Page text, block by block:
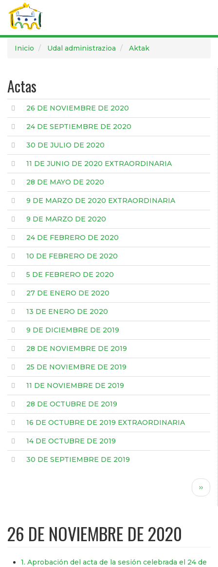
Inicio Udal administrazioa Aktak
Actas
26 DE NOVIEMBRE DE 2020
24 DE SEPTIEMBRE DE 2020
30 DE JULIO DE 2020
11 DE JUNIO DE 2020 EXTRAORDINARIA
28 DE MAYO DE 2020
9 DE MARZO DE 2020 EXTRAORDINARIA
9 DE MARZO DE 2020
24 DE FEBRERO DE 2020
10 DE FEBRERO DE 2020
5 DE FEBRERO DE 2020
27 DE ENERO DE 2020
13 DE ENERO DE 2020
9 DE DICIEMBRE DE 2019
28 DE NOVIEMBRE DE 2019
25 DE NOVIEMBRE DE 2019
11 DE NOVIEMBRE DE 2019
28 DE OCTUBRE DE 2019
16 DE OCTUBRE DE 2019 EXTRAORDINARIA
14 DE OCTUBRE DE 2019
30 DE SEPTIEMBRE DE 2019
››
26 DE NOVIEMBRE DE 2020
1. Aprobación del acta de la sesión celebrada el 24 de